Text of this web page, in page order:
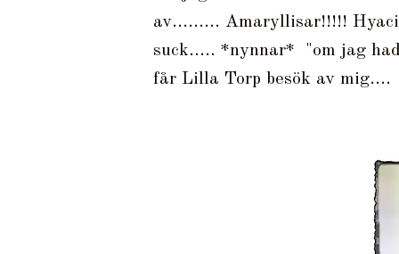
av......... Amaryllisar!!!!!
suck..... *nynnar* "om jag
får Lilla Torp besök av mig....